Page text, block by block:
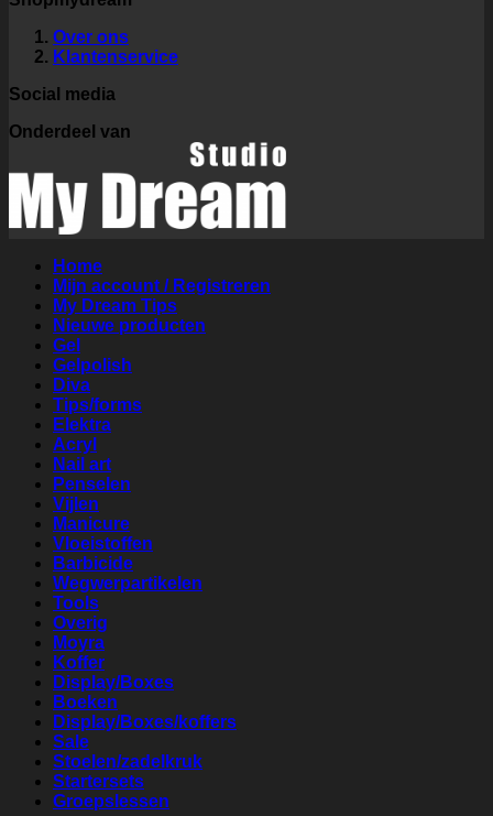
Over ons
Klantenservice
Social media
Onderdeel van
Home
Mijn account / Registreren
My Dream Tips
Nieuwe producten
Gel
Gelpolish
Diva
Tips/forms
Elektra
Acryl
Nail art
Penselen
Vijlen
Manicure
Vloeistoffen
Barbicide
Wegwerpartikelen
Tools
Overig
Moyra
Koffer
Display/Boxes
Boeken
Display/Boxes/koffers
Sale
Stoelen/zadelkruk
Startersets
Groepslessen